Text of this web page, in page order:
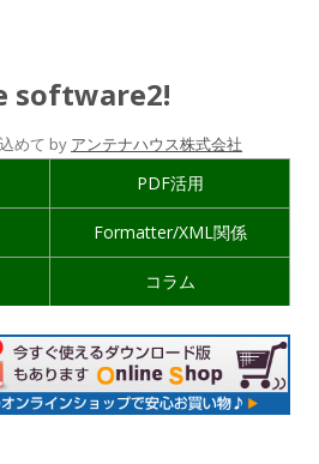
software2!
めて by アンテナハウス株式会社
PDF活用
Formatter/XML関係
コラム